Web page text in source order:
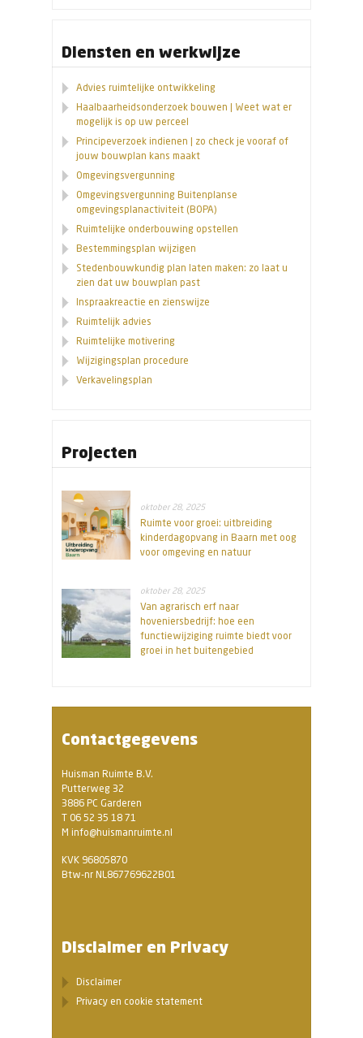
Diensten en werkwijze
Advies ruimtelijke ontwikkeling
Haalbaarheidsonderzoek bouwen | Weet wat er
mogelijk is op uw perceel
Principeverzoek indienen | zo check je vooraf of
jouw bouwplan kans maakt
Omgevingsvergunning
Omgevingsvergunning Buitenplanse
omgevingsplanactiviteit (BOPA)
Ruimtelijke onderbouwing opstellen
Bestemmingsplan wijzigen
Stedenbouwkundig plan laten maken: zo laat u
zien dat uw bouwplan past
Inspraakreactie en zienswijze
Ruimtelijk advies
Ruimtelijke motivering
Wijzigingsplan procedure
Verkavelingsplan
Projecten
oktober 28, 2025
Ruimte voor groei: uitbreiding
kinderdagopvang in Baarn met oog
voor omgeving en natuur
oktober 28, 2025
Van agrarisch erf naar
hoveniersbedrijf: hoe een
functiewijziging ruimte biedt voor
groei in het buitengebied
Contactgegevens
Huisman Ruimte B.V.
Putterweg 32
3886 PC Garderen
T 06 52 35 18 71
M info@huismanruimte.nl
KVK 96805870
Btw-nr NL867769622B01
Disclaimer en Privacy
Disclaimer
Privacy en cookie statement